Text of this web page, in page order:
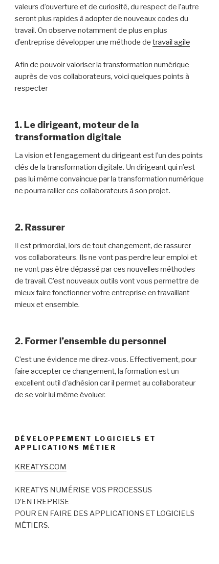
valeurs d’ouverture et de curiosité, du respect de l’autre
seront plus rapides à adopter de nouveaux codes du
travail. On observe notamment de plus en plus
d’entreprise développer une méthode de travail agile
Afin de pouvoir valoriser la transformation numérique
auprès de vos collaborateurs, voici quelques points à
respecter
1. Le dirigeant, moteur de la
transformation digitale
La vision et l’engagement du dirigeant est l’un des points
clés de la transformation digitale. Un dirigeant qui n’est
pas lui même convaincue par la transformation numérique
ne pourra rallier ces collaborateurs à son projet.
2. Rassurer
Il est primordial, lors de tout changement, de rassurer
vos collaborateurs. Ils ne vont pas perdre leur emploi et
ne vont pas être dépassé par ces nouvelles méthodes
de travail. C’est nouveaux outils vont vous permettre de
mieux faire fonctionner votre entreprise en travaillant
mieux et ensemble.
2. Former l’ensemble du personnel
C’est une évidence me direz-vous. Effectivement, pour
faire accepter ce changement, la formation est un
excellent outil d’adhésion car il permet au collaborateur
de se voir lui même évoluer.
DÉVELOPPEMENT LOGICIELS ET
APPLICATIONS MÉTIER
KREATYS.COM
KREATYS NUMÉRISE VOS PROCESSUS
D’ENTREPRISE
POUR EN FAIRE DES APPLICATIONS ET LOGICIELS
MÉTIERS.